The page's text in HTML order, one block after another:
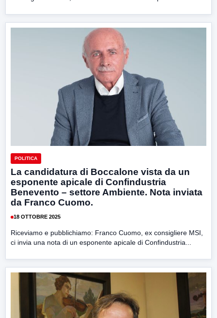
POLITICA
La candidatura di Boccalone vista da un
esponente apicale di Confindustria
Benevento – settore Ambiente. Nota inviata
da Franco Cuomo.
18 OTTOBRE 2025
Riceviamo e pubblichiamo: Franco Cuomo, ex consigliere MSI,
ci invia una nota di un esponente apicale di Confindustria...